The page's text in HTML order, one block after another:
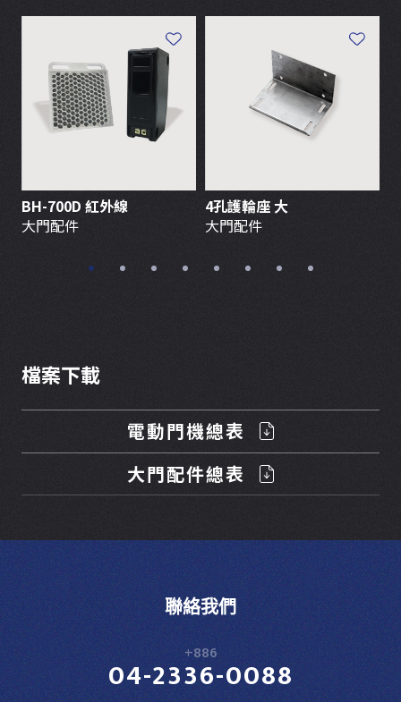
BH-700D 紅外線
大門配件
4孔護輪座 大
大門配件
檔案下載
電動門機總表
大門配件總表
聯絡我們
+886
04-2336-0088